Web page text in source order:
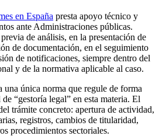
en España presta apoyo técnico y
ante Administraciones públicas.
de análisis, en la presentación de
de documentación, en el seguimiento
de notificaciones, siempre dentro del
y de la normativa aplicable al caso.
una única norma que regule de forma
“gestoría legal” en esta materia. El
trámite concreto: apertura de actividad,
registros, cambios de titularidad,
procedimientos sectoriales.